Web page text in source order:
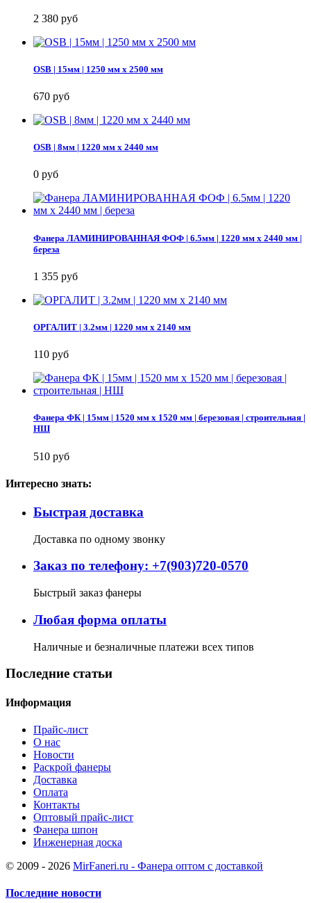
2 380 руб
OSB | 15мм | 1250 мм х 2500 мм
670 руб
OSB | 8мм | 1220 мм х 2440 мм
0 руб
Фанера ЛАМИНИРОВАННАЯ ФОФ | 6.5мм | 1220 мм х 2440 мм |
береза
1 355 руб
ОРГАЛИТ | 3.2мм | 1220 мм х 2140 мм
110 руб
Фанера ФК | 15мм | 1520 мм х 1520 мм | березовая | строительная |
НШ
510 руб
Интересно знать:
Быстрая доставка
Доставка по одному звонку
Заказ по телефону: +7(903)720-0570
Быстрый заказ фанеры
Любая форма оплаты
Наличные и безналичные платежи всех типов
Последние статьи
Информация
Прайс-лист
О нас
Новости
Раскрой фанеры
Доставка
Оплата
Контакты
Оптовый прайс-лист
Фанера шпон
Инженерная доска
© 2009 - 2026 MirFaneri.ru - Фанера оптом с доставкой
Последние новости